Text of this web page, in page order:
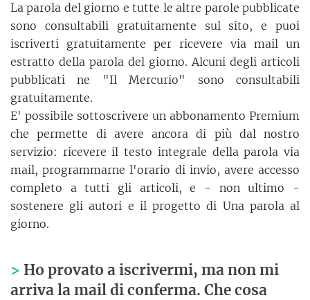
La parola del giorno e tutte le altre parole pubblicate
sono consultabili gratuitamente sul sito, e puoi
iscriverti gratuitamente per ricevere via mail un
estratto della parola del giorno. Alcuni degli articoli
pubblicati ne "Il Mercurio" sono consultabili
gratuitamente.
E' possibile sottoscrivere un abbonamento Premium
che permette di avere ancora di più dal nostro
servizio: ricevere il testo integrale della parola via
mail, programmarne l'orario di invio, avere accesso
completo a tutti gli articoli, e - non ultimo -
sostenere gli autori e il progetto di Una parola al
giorno.
Ho provato a iscrivermi, ma non mi
arriva la mail di conferma. Che cosa